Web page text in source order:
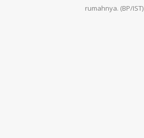
rumahnya. (BP/IST)